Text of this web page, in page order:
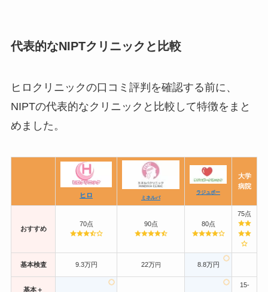
代表的なNIPTクリニックと比較
ヒロクリニックの口コミ評判を確認する前に、
NIPTの代表的なクリニックと比較して特徴をまと
めました。
ヒロ ミネルバ
ラジュボー
大学
病院
おすすめ
70点 90点 80点
75点
基本検査 9.3万円 22万円 8.8万円
基本＋
15-